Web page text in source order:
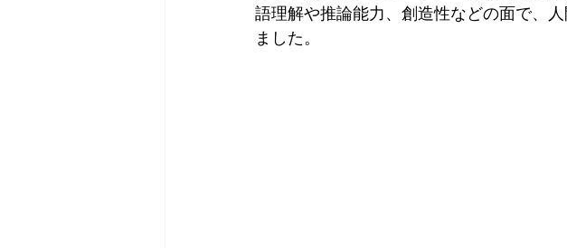
語理解や推論能力、創造性などの面で、
ました。